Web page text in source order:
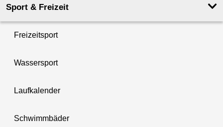
Sport & Freizeit
Freizeitsport
Wassersport
Laufkalender
Schwimmbäder